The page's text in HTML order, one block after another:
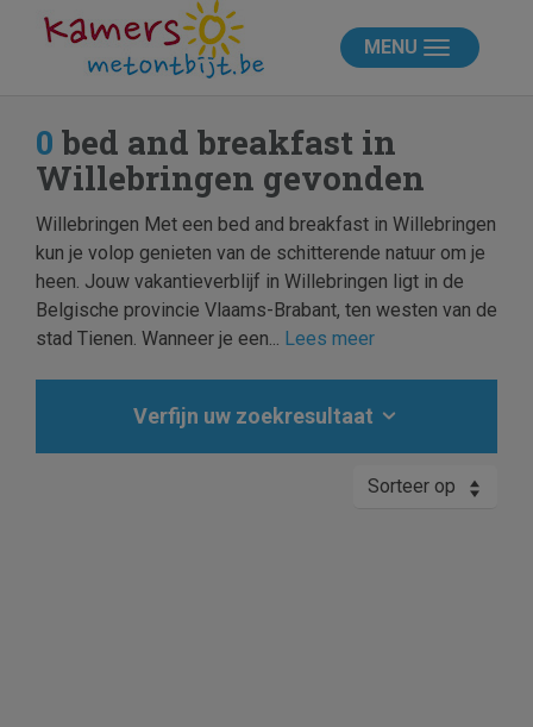
MENU
0 bed and breakfast in
Willebringen gevonden
Willebringen Met een bed and breakfast in Willebringen
kun je volop genieten van de schitterende natuur om je
heen. Jouw vakantieverblijf in Willebringen ligt in de
Belgische provincie Vlaams-Brabant, ten westen van de
stad Tienen. Wanneer je een... Lees meer
Verfijn uw zoekresultaat
Sorteer op